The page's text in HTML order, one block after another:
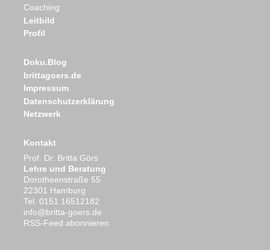
Coaching
Leitbild
Profil
Doku.Blog
brittagoers.de
Impressum
Datenschutzerklärung
Netzwerk
Kontakt
Prof. Dr. Britta Görs
Lehre und Beratung
Dorotheenstraße 55
22301 Hamburg
Tel. 0151 16512182
ed.sreog-attirb@ofni
RSS-Feed abonnieren